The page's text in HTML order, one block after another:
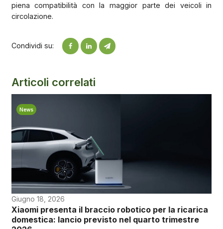
piena compatibilità con la maggior parte dei veicoli in
circolazione.
Condividi su:
Articoli correlati
News
Giugno 18, 2026
Xiaomi presenta il braccio robotico per la ricarica
domestica: lancio previsto nel quarto trimestre